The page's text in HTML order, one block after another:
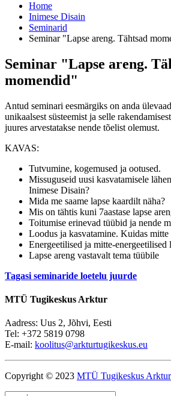
Home
Inimese Disain
Seminarid
Seminar "Lapse areng. Tähtsad
Seminar "Lapse areng.
momendid"
Antud seminari eesmärgiks on anda
unikaalsest süsteemist ja selle
juures arvestatakse nende tõelist olemust.
KAVAS:
Tutvumine, kogemused ja ootused.
Missuguseid uusi kasvatamisele
Inimese Disain?
Mida me saame lapse kaardilt näha?
Mis on tähtis kuni 7aastase lapse
Toitumise erinevad tüübid ja nende
Loodus ja kasvatamine. Kuidas
Energeetilised ja mitte-energeetilised
Lapse areng vastavalt tema tüübile
Tagasi seminaride loetelu juurde
MTÜ Tugikeskus Arktur
Aadress: Uus 2, Jõhvi, Eesti
Tel: +372 5819 0798
E-mail: koolitus@arkturtugikeskus.eu
Copyright © 2023 MTÜ Tugikeskus Arktur